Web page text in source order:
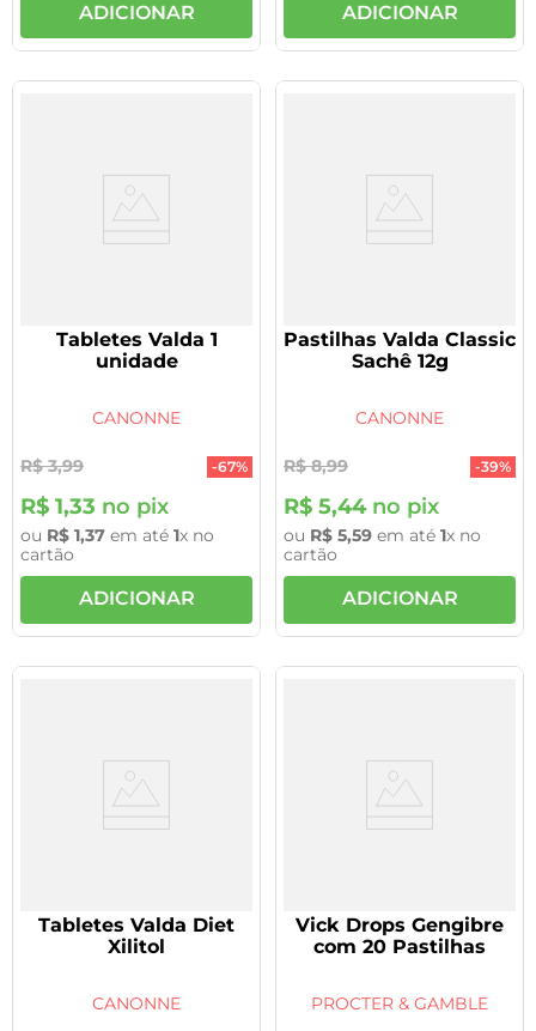
ADICIONAR ADICIONAR
Tabletes Valda 1
unidade
CANONNE
R$ 3,99 -67%
R$ 1,33 no pix
ou R$ 1,37 em até 1x no
cartão
ADICIONAR
Pastilhas Valda Classic
Sachê 12g
CANONNE
R$ 8,99 -39%
R$ 5,44no pix
ou R$ 5,59 em até 1x no
cartão
ADICIONAR
Tabletes Valda Diet
Xilitol
CANONNE
Vick Drops Gengibre
com 20 Pastilhas
PROCTER & GAMBLE